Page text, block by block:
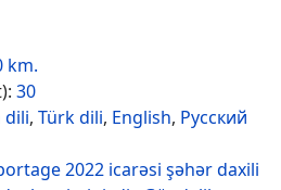
km.
30
dili, Türk dili, English, Русский
2022 icarəsi şəhər daxili